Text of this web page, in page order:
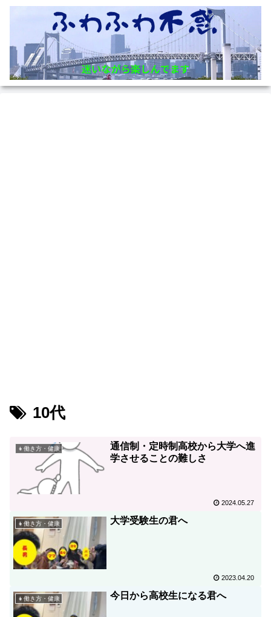
10代
👧働き方・健康
通信制・定時制高校から大学へ進
学させることの難しさ
2024.05.27
👧働き方・健康 大学受験生の君へ
2023.04.20
👧働き方・健康 今日から高校生になる君へ